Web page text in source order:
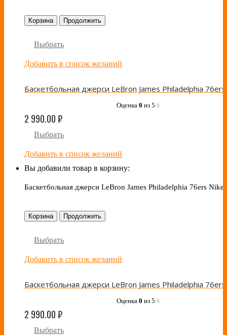
Корзина Продолжить
Выбрать
Добавить в список желаний
Оценка 0 из 5 0
2 990.00₽
Выбрать
Добавить в список желаний
Вы добавили товар в корзину:
Баскетбольная джерси LeBron James Philadelphia 76ers Nike
Корзина Продолжить
Выбрать
Добавить в список желаний
Оценка 0 из 5 0
2 990.00₽
Выбрать